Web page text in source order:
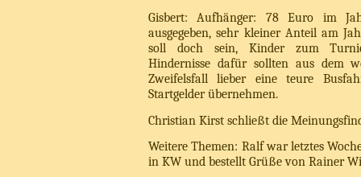
Gisbert: Aufhänger: 78 Euro im
ausgegeben, sehr kleiner Anteil am
soll doch sein, Kinder zum
Hindernisse dafür sollten aus dem
Zweifelsfall lieber eine teure
Startgelder übernehmen.
Christian Kirst schließt die
Weitere Themen: Ralf war letztes
in KW und bestellt Grüße von Rainer